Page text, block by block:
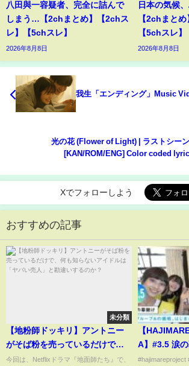
八田與一容疑者、完全に詰んで
しまう…【2chまとめ】【2chス
レ】【5chスレ】
2026年8月8日
日本の気候
【2chまと
【5chスレ】
2026年8月8日
我生「エンディング」Music
光の花 (Flower of Light) | ラストシーン
[KAN/ROM/ENG] Color coded
Xでフォローしよう
おすすめの記事
未分類
【地粉師ドッキリ】アントニー
がそば粉を売っているだけで、
何も知らないアイドルは「ヤバ
今回は、Netflixドラマ『地面師たち』で、
【
A】#3.5 涙
の挑戦、は
#hajimareproject